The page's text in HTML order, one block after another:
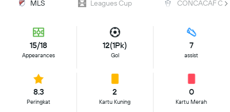
MLS Leagues Cup CONCACAF
15/18
Appearances
12(1Pk)
Gol
7
assist
8.3
Peringkat
2
Kartu Kuning
0
Kartu Merah